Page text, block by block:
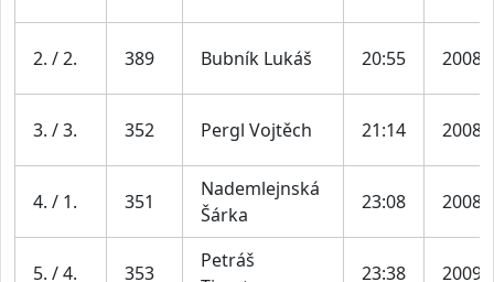
2. / 2. 389 Bubník Lukáš 20:55 2008
3. / 3. 352 Pergl Vojtěch 21:14 2008
4. / 1. 351
Nademlejnská
Šárka
23:08 2008
5. / 4. 353
Petráš
23:38 2009